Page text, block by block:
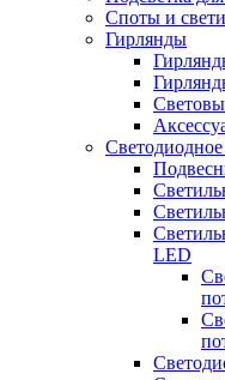
Споты и
Гирлянды
LED